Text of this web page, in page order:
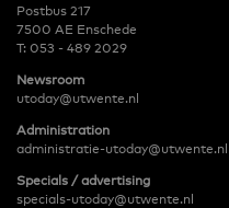
Postbus 217
7500 AE Enschede
T: 053 - 489 2029
Newsroom
utoday@utwente.nl
Administration
administratie-utoday@utwente.nl
Specials / advertising
specials-utoday@utwente.nl